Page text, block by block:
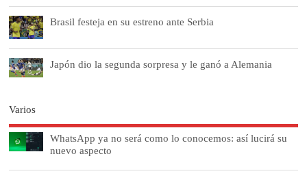
Brasil festeja en su estreno ante Serbia
Japón dio la segunda sorpresa y le ganó a Alemania
Varios
WhatsApp ya no será como lo conocemos: así lucirá su
nuevo aspecto